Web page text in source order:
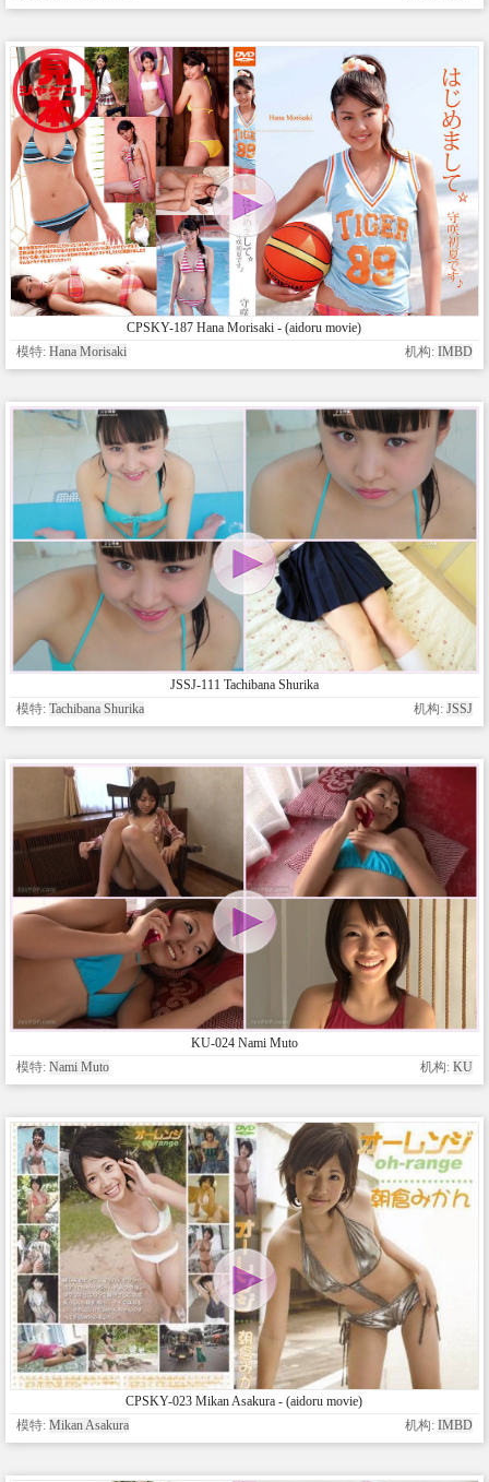
CPSKY-187 Hana Morisaki - (aidoru movie)
模特: Hana Morisaki 机构: IMBD
JSSJ-111 Tachibana Shurika
模特: Tachibana Shurika 机构: JSSJ
KU-024 Nami Muto
模特: Nami Muto 机构: KU
CPSKY-023 Mikan Asakura - (aidoru movie)
模特: Mikan Asakura 机构: IMBD